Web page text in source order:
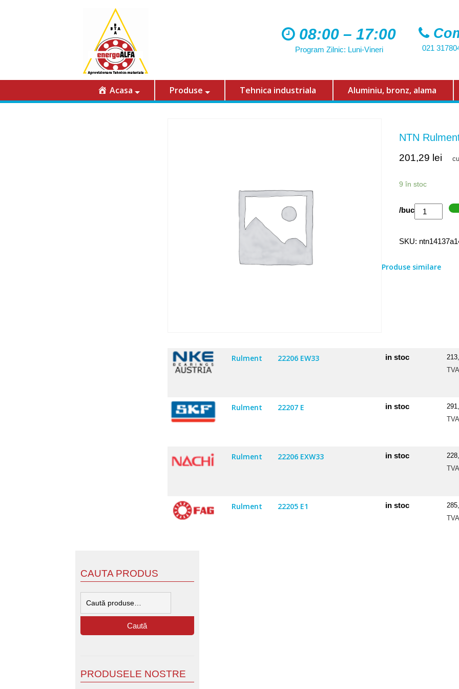
08:00 – 17:00
Program Zilnic: Luni-Vineri 021
Acasa Produse Tehnica industriala Aluminiu, bronz, alama
NTN
201,29 lei
9 în stoc
Cantitate
/buc
SKU:
Produse similare
Rulment 22206 EW33 in stoc
TVA
Rulment 22207 E in stoc
TVA
Rulment 22206 EXW33 in stoc
TVA
Rulment 22205 E1 in stoc
TVA
CAUTA PRODUS
Caută
PRODUSELE NOSTRE